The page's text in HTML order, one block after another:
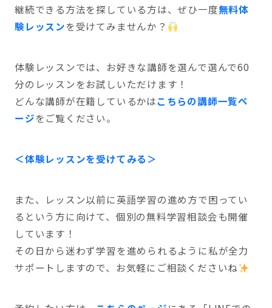
継続できる方法を探している方は、ぜひ一度無料体
験レッスンを受けてみませんか？
体験レッスンでは、お好きな講師を選んで選んで60
分のレッスンをお試しいただけます！
どんな講師が在籍しているかはこちらの講師一覧ペ
ージをご覧ください。
＜体験レッスンを受けてみる＞
また、レッスン以前に英語学習の進め方で困ってい
るという方に向けて、個別の無料学習相談会も開催
しています！
その日から迷わず学習を進められるように私が全力
サポートしますので、お気軽にご相談くださいね